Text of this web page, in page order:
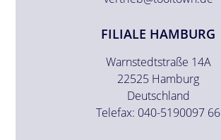
FILIALE HAMBURG
Warnstedtstraße 14A
22525 Hamburg
Deutschland
Telefax: 040-5190097 66